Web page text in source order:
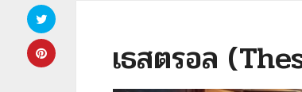
เธสตรอล